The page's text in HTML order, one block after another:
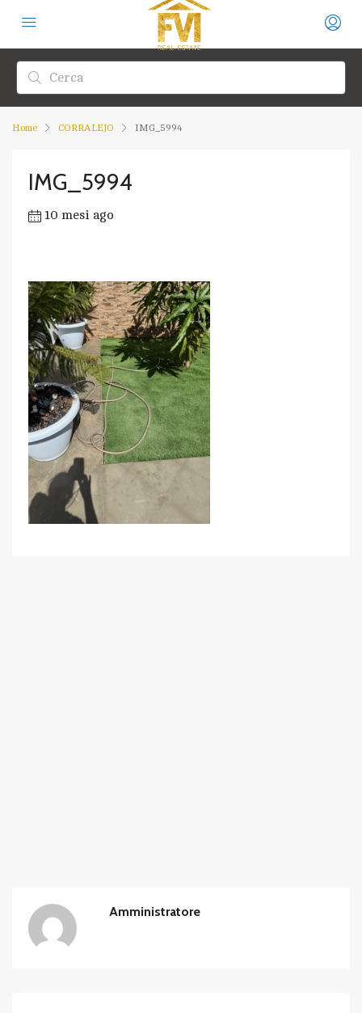
Home CORRALEJO IMG_5994
IMG_5994
10 mesi ago
Amministratore